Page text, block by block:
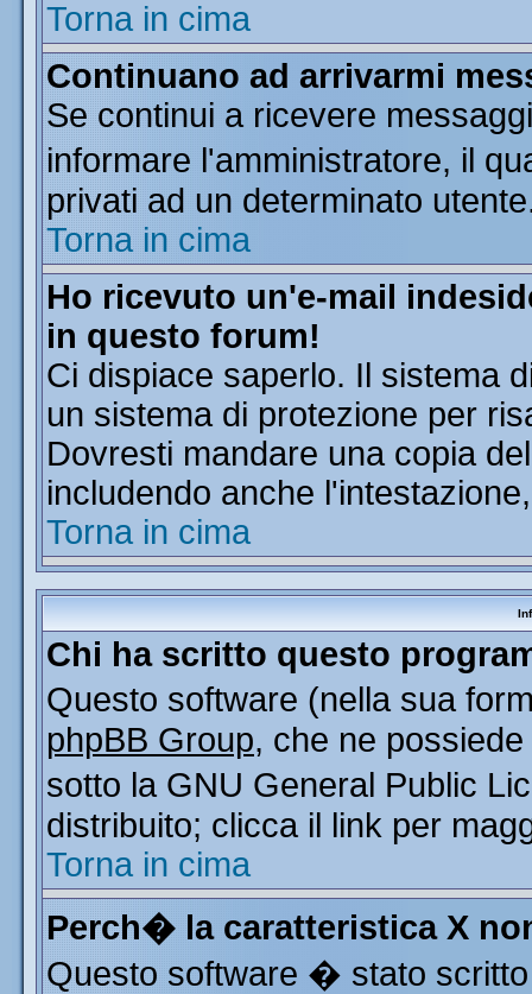
Torna in cima
Continuano ad arrivarmi
Se continui a ricevere
informare l'amministratore, il
privati ad un determinato
Torna in cima
Ho ricevuto un'e-mail
in questo forum!
Ci dispiace saperlo. Il sistema
un sistema di protezione per
Dovresti mandare una copia
includendo anche
Torna in cima
Chi ha scritto questo
Questo software (nella sua
phpBB Group, che ne
sotto la GNU General Public
distribuito; clicca il link per
Torna in cima
Perch� la caratteristica X
Questo software � stato